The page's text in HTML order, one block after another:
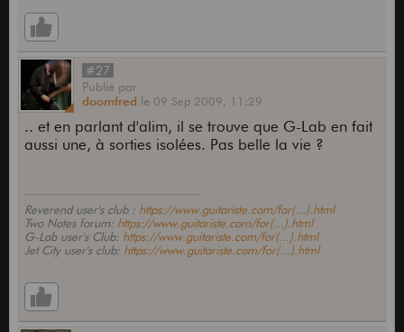
#27
Publié par
doomfred le 09 Sep 2009, 11:29
.. et en parlant d'alim, il se trouve que G-Lab en fait
aussi une, à sorties isolées. Pas belle la vie ?
Reverend user's club : https://www.guitariste.com/for(...).html
Two Notes forum: https://www.guitariste.com/for(...).html
G-Lab user's Club: https://www.guitariste.com/for(...).html
Jet City user's club: https://www.guitariste.com/for(...).html